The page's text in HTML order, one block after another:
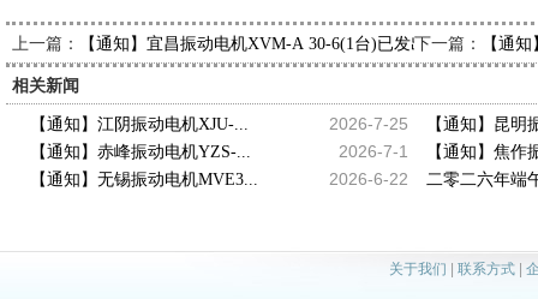
上一篇： 【通知】宜昌振动电机XVM-A 30-6(1台)已发出，请叶经理查
下一篇： 【通
相关新闻
2026-7-25
【通知】江阴振动电机XJU-... 【通知】昆明
2026-7-1
【通知】赤峰振动电机YZS-... 【通知】焦作
2026-6-22
【通知】无锡振动电机MVE3... 二零二六年端
关于我们 联系方式|